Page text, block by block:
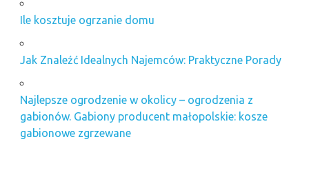
Ile kosztuje ogrzanie domu
Jak Znaleźć Idealnych Najemców: Praktyczne Porady
Najlepsze ogrodzenie w okolicy – ogrodzenia z
gabionów. Gabiony producent małopolskie: kosze
gabionowe zgrzewane